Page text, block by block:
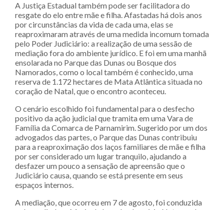
A Justiça Estadual também pode ser facilitadora do
resgate do elo entre mãe e filha. Afastadas há dois anos
por circunstâncias da vida de cada uma, elas se
reaproximaram através de uma medida incomum tomada
pelo Poder Judiciário: a realização de uma sessão de
mediação fora do ambiente jurídico. E foi em uma manhã
ensolarada no Parque das Dunas ou Bosque dos
Namorados, como o local também é conhecido, uma
reserva de 1.172 hectares de Mata Atlântica situada no
coração de Natal, que o encontro aconteceu.
O cenário escolhido foi fundamental para o desfecho
positivo da ação judicial que tramita em uma Vara de
Família da Comarca de Parnamirim. Sugerido por um dos
advogados das partes, o Parque das Dunas contribuiu
para a reaproximação dos laços familiares de mãe e filha
por ser considerado um lugar tranquilo, ajudando a
desfazer um pouco a sensação de apreensão que o
Judiciário causa, quando se está presente em seus
espaços internos.
A mediação, que ocorreu em 7 de agosto, foi conduzida